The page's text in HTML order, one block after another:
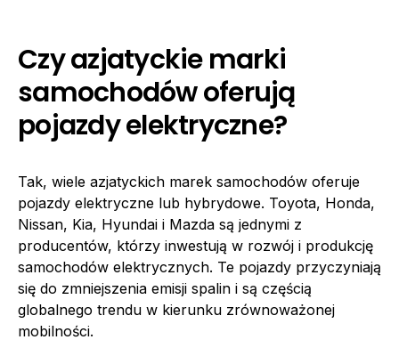
Czy azjatyckie marki
samochodów oferują
pojazdy elektryczne?
Tak, wiele azjatyckich marek samochodów oferuje
pojazdy elektryczne lub hybrydowe. Toyota, Honda,
Nissan, Kia, Hyundai i Mazda są jednymi z
producentów, którzy inwestują w rozwój i produkcję
samochodów elektrycznych. Te pojazdy przyczyniają
się do zmniejszenia emisji spalin i są częścią
globalnego trendu w kierunku zrównoważonej
mobilności.